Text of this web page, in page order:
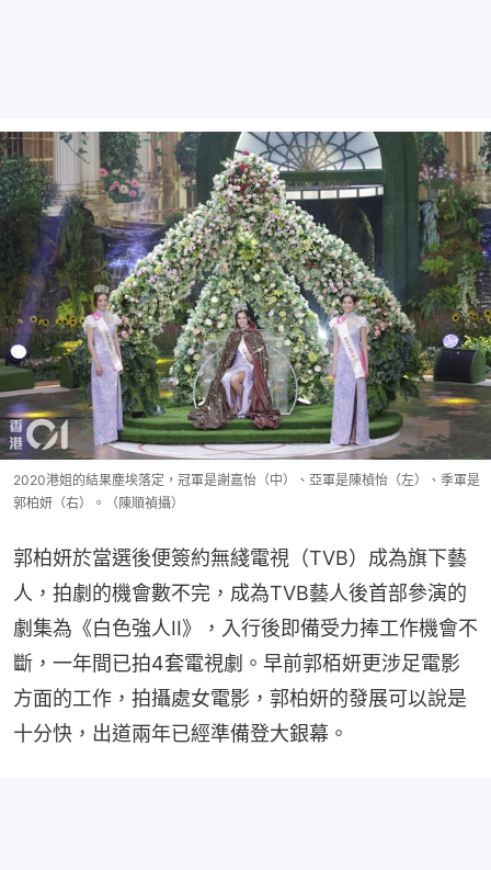
2020港姐的結果塵埃落定，冠軍是謝嘉怡（中）、亞軍是陳楨怡（左）、季軍是
郭柏妍（右）。（陳順禎攝）
郭柏妍於當選後便簽約無綫電視（TVB）成為旗下藝
人，拍劇的機會數不完，成為TVB藝人後首部參演的
劇集為《白色強人II》，入行後即備受力捧工作機會不
斷，一年間已拍4套電視劇。早前郭栢妍更涉足電影
方面的工作，拍攝處女電影，郭柏妍的發展可以說是
十分快，出道兩年已經準備登大銀幕。